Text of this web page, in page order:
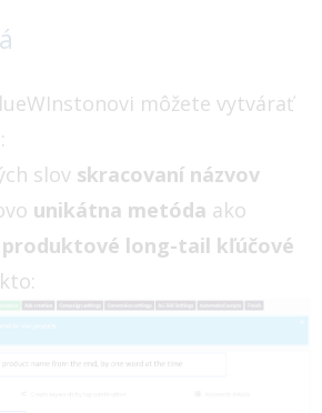
môžete vytvárať
slov skracovaní názvov
unikátna metóda ako
long-tail kľúčové